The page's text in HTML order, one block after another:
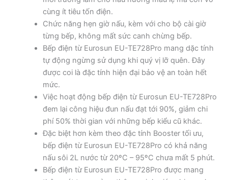
cùng ít tiêu tốn điện.
Chức năng hẹn giờ nấu, kèm với cho bộ cài giờ
từng bếp, không mất sức canh chừng bếp.
Bếp điện từ Eurosun EU-TE728Pro mang dặc tính
tự động ngừng sử dụng khi quý vị lỡ quên. Đây
được coi là đặc tính hiện đại bảo vệ an toàn hết
mức.
Việc hoạt động bếp điện từ Eurosun EU-TE728Pro
đem lại công hiệu đun nấu đạt tới 90%, giảm chi
phí 50% thời gian với những bếp kiểu cũ khác.
Đặc biệt hơn kèm theo đặc tính Booster tối ưu,
bếp điện từ Eurosun EU-TE728Pro có khả năng
nấu sôi 2L nước từ 20ºC – 95ºC chưa mất 5 phút.
Bếp điện từ Eurosun EU-TE728Pro được mang